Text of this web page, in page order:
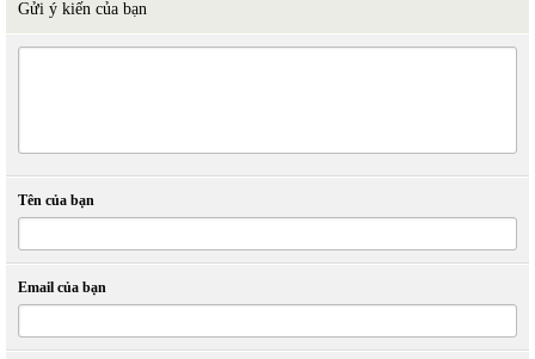
Gửi ý kiến của bạn
Tên của bạn
Email của bạn